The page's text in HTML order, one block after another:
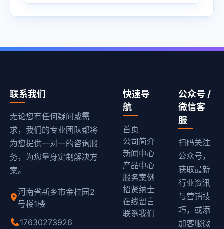
联系我们
无论您有任何疑问或需
求，我们的专业团队都将
为您提供一对一的咨询服
务，为您量身定制解决方
案。
河南省新乡市金桂园2
号楼1楼
17630273926
快速导
航
首页
公司简介
新闻中心
产品中心
服务案例
招贤纳士
在线留言
联系我们
公众号 /
微信客
服
扫码关注
公众号，
获取最新
行业资讯
与营销技
巧，或添
加客服微